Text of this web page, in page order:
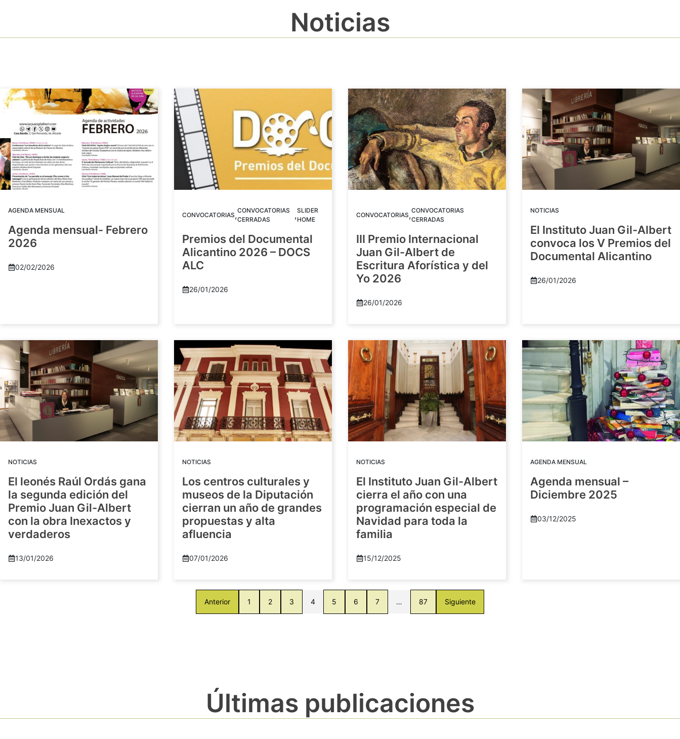
Noticias
AGENDA MENSUAL
Agenda mensual- Febrero
2026
02/02/2026
CONVOCATORIAS,CONVOCATORIAS
CERRADAS
,SLIDER
HOME
Premios del Documental
Alicantino 2026 – DOCS
ALC
26/01/2026
CONVOCATORIAS,CONVOCATORIAS
CERRADAS
III Premio Internacional
Juan Gil-Albert de
Escritura Aforística y del
Yo 2026
26/01/2026
NOTICIAS
El Instituto Juan Gil-Albert
convoca los V Premios del
Documental Alicantino
26/01/2026
NOTICIAS
El leonés Raúl Ordás gana
la segunda edición del
Premio Juan Gil-Albert
con la obra Inexactos y
verdaderos
13/01/2026
NOTICIAS
Los centros culturales y
museos de la Diputación
cierran un año de grandes
propuestas y alta
afluencia
07/01/2026
NOTICIAS
El Instituto Juan Gil-Albert
cierra el año con una
programación especial de
Navidad para toda la
familia
15/12/2025
AGENDA MENSUAL
Agenda mensual –
Diciembre 2025
03/12/2025
Anterior 1 2 3 4 5 6 7 … 87 Siguiente
Últimas publicaciones